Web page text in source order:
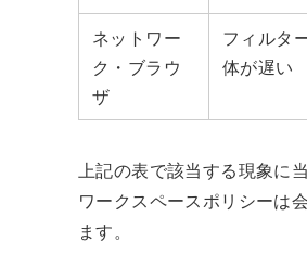
ネットワー
ク・ブラウ
ザ
フィルタ
体が遅い
上記の表で該当する現象に
ワークスペースポリシーは
ます。